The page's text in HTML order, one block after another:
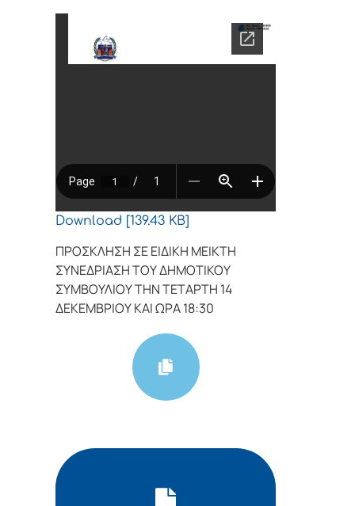
Download [139.43 KB]
ΠΡΟΣΚΛΗΣΗ ΣΕ ΕΙΔΙΚΗ ΜΕΙΚΤΗ
ΣΥΝΕΔΡΙΑΣΗ ΤΟΥ ΔΗΜΟΤΙΚΟΥ
ΣΥΜΒΟΥΛΙΟΥ ΤΗΝ ΤΕΤΑΡΤΗ 14
ΔΕΚΕΜΒΡΙΟΥ ΚΑΙ ΩΡΑ 18:30